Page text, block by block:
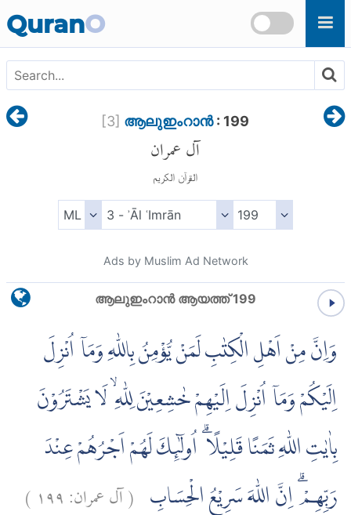
QuranO
[3] ആലുഇംറാന്‍: 199
آل عمران
القرآن الكريم
Ads by Muslim Ad Network
ആലുഇംറാന്‍ ആയത്ത് 199
وَاِنَّ مِنْ اَهْلِ الْكِتٰبِ لَمَنْ يُّؤْمِنُ بِاللّٰهِ وَمَآ اُنْزِلَ
اِلَيْكُمْ وَمَآ اُنْزِلَ اِلَيْهِمْ خٰشِعِيْنَ لِلّٰهِ ۙ لَا يَشْتَرُوْنَ
بِاٰيٰتِ اللّٰهِ ثَمَنًا قَلِيْلًا ۗ اُولٰۤىِٕكَ لَهُمْ اَجْرُهُمْ عِنْدَ
رَبِّهِمْ ۗ اِنَّ اللّٰهَ سَرِيْعُ الْحِسَابِ (آل عمران:١٩٩ )